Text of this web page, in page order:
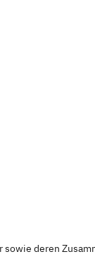
deren